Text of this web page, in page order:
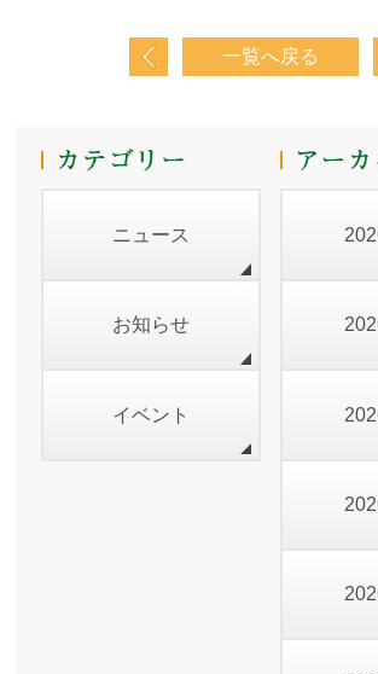
一覧へ戻る
ニュース
お知らせ
イベント